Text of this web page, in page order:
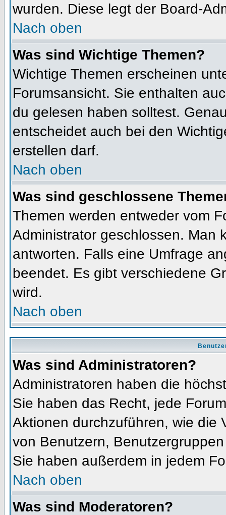
wurden. Diese legt der Board-
Nach oben
Was sind Wichtige Themen?
Wichtige Themen erscheinen
Forumsansicht. Sie enthalten
du gelesen haben solltest.
entscheidet auch bei den
erstellen darf.
Nach oben
Was sind geschlossene
Themen werden entweder vom
Administrator geschlossen. Man
antworten. Falls eine Umfrage
beendet. Es gibt verschiedene
wird.
Nach oben
Was sind Administratoren?
Administratoren haben die
Sie haben das Recht, jede
Aktionen durchzuführen, wie die
von Benutzern,
Sie haben außerdem in jedem
Nach oben
Was sind Moderatoren?